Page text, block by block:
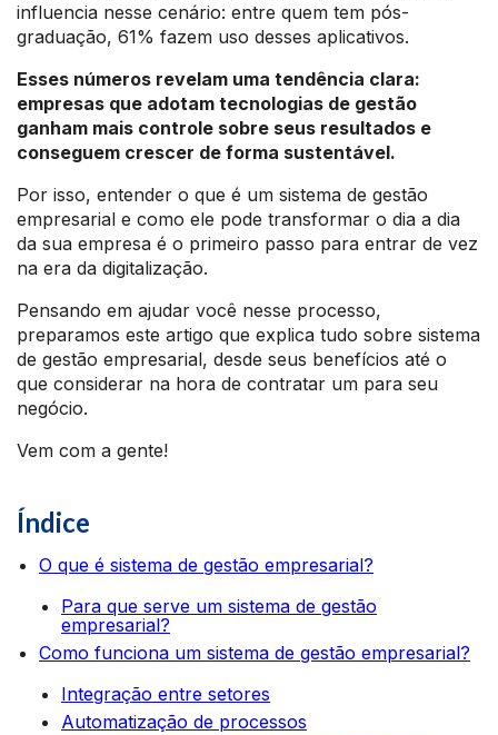
influencia nesse cenário: entre quem tem pós-
graduação, 61% fazem uso desses aplicativos.
Esses números revelam uma tendência clara:
empresas que adotam tecnologias de gestão
ganham mais controle sobre seus resultados e
conseguem crescer de forma sustentável.
Por isso, entender o que é um sistema de gestão
empresarial e como ele pode transformar o dia a dia
da sua empresa é o primeiro passo para entrar de vez
na era da digitalização.
Pensando em ajudar você nesse processo,
preparamos este artigo que explica tudo sobre sistema
de gestão empresarial, desde seus benefícios até o
que considerar na hora de contratar um para seu
negócio.
Vem com a gente!
Índice
O que é sistema de gestão empresarial?
Para que serve um sistema de gestão
empresarial?
Como funciona um sistema de gestão empresarial?
Integração entre setores
Automatização de processos